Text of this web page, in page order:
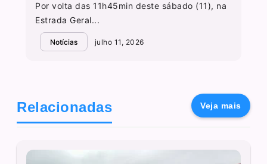
Por volta das 11h45min deste sábado (11), na
Estrada Geral...
Notícias julho 11, 2026
Relacionadas Veja mais